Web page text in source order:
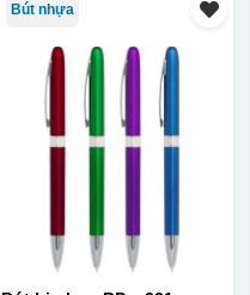
Bút nhựa